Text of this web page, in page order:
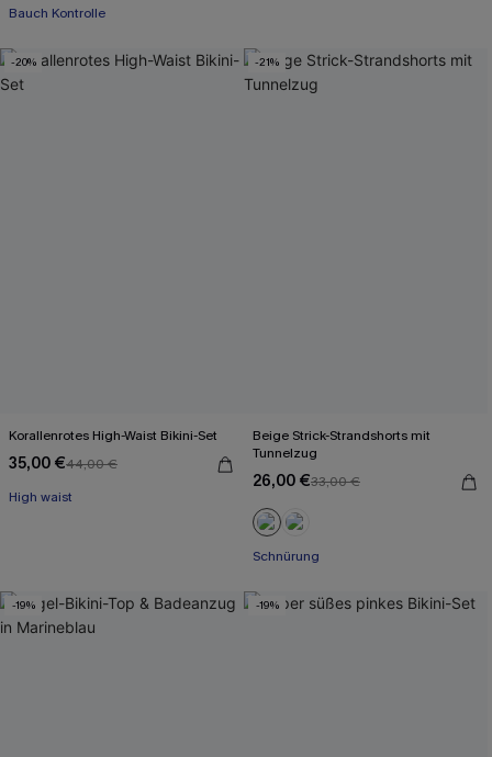
Bauch Kontrolle
-20%
Korallenrotes High-Waist Bikini-Set
35,00 €44,00 €
High waist
-21%
Beige Strick-Strandshorts mit
Tunnelzug
26,00 €33,00 €
Schnürung
-19% -19%